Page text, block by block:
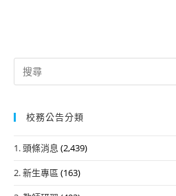
Search
for:
校務公告分類
1. 頭條消息 (2,439)
2. 新生專區 (163)